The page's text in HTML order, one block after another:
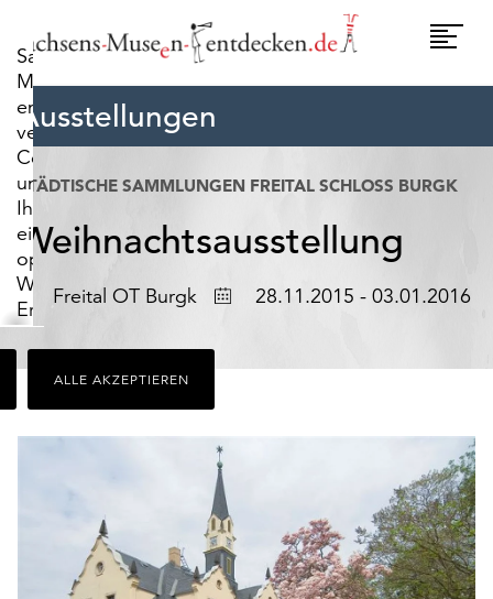
Sachsens-
Museen-
entdecken.de
verwendet
Cookies,
um
Ihnen
ein
optimales
Webseiten-
Erlebnis
zu
bieten.
Dazu
zählen
Cookies,
ALLE AKZEPTIEREN
Ausstellungen
STÄDTISCHE SAMMLUNGEN FREITAL SCHLOSS BURGK
Weihnachtsausstellung
Ort Freital OT Burgk Datum28.11.2015 - 03.01.2016